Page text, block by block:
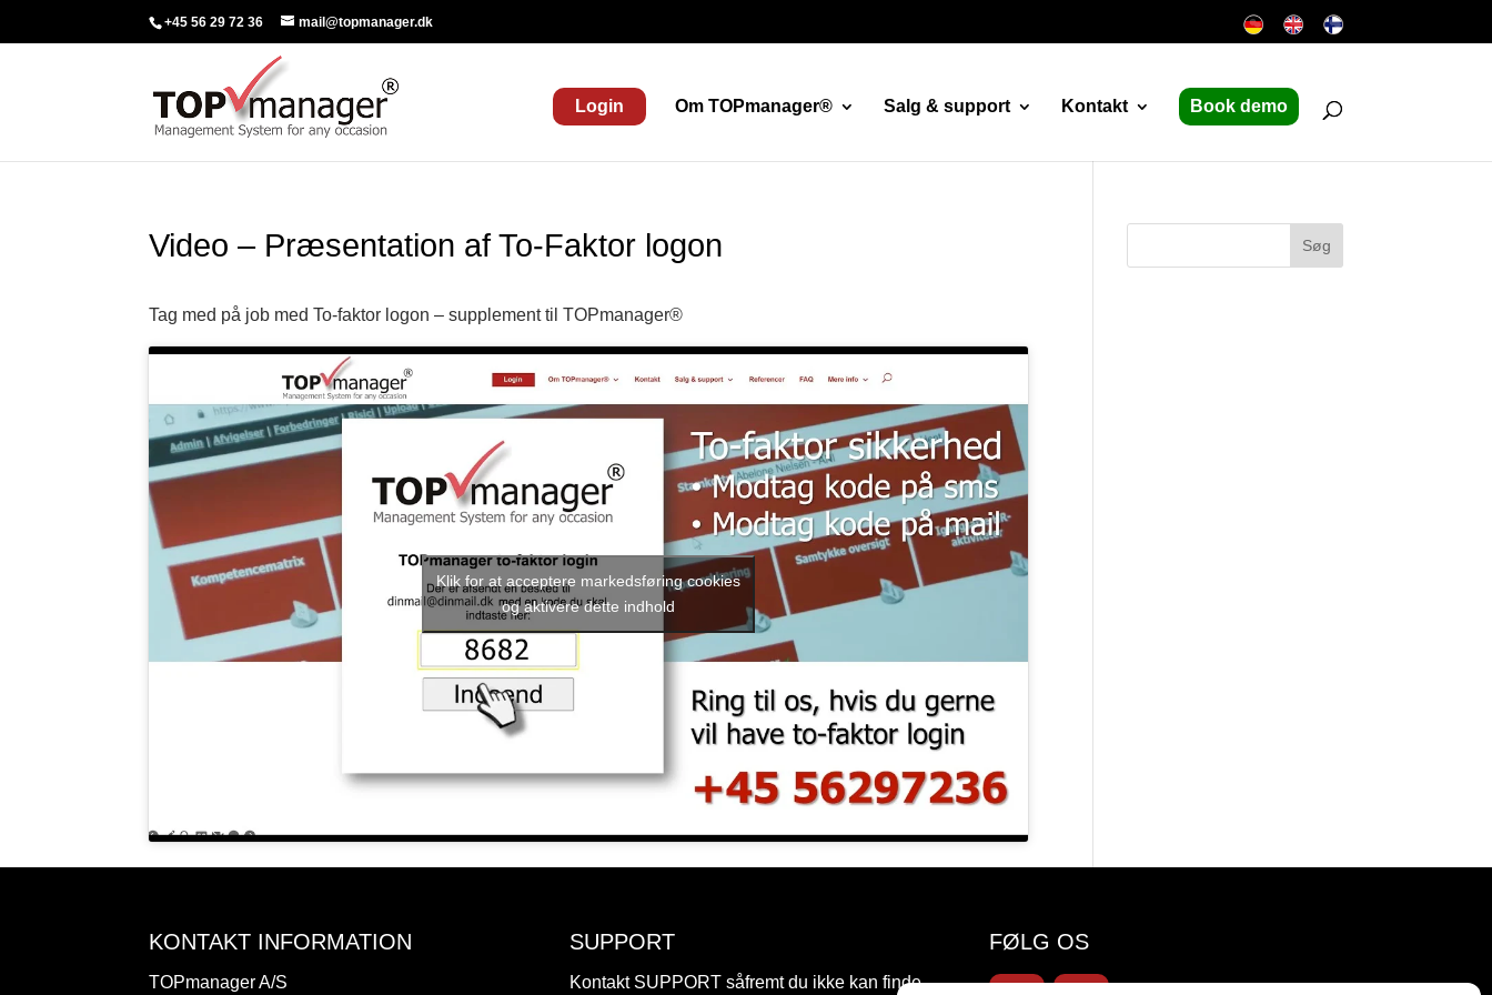
+45 56 29 72 36 mail@topmanager.dk
Login Om TOPmanager® Salg & support Kontakt Book demo
Video – Præsentation af To-Faktor logon
Tag med på job med To-faktor logon – supplement til TOPmanager®
Klik for at acceptere markedsføring cookies
og aktivere dette indhold
KONTAKT INFORMATION
TOPmanager A/S
SUPPORT
Kontakt SUPPORT såfremt du ikke kan finde
FØLG OS